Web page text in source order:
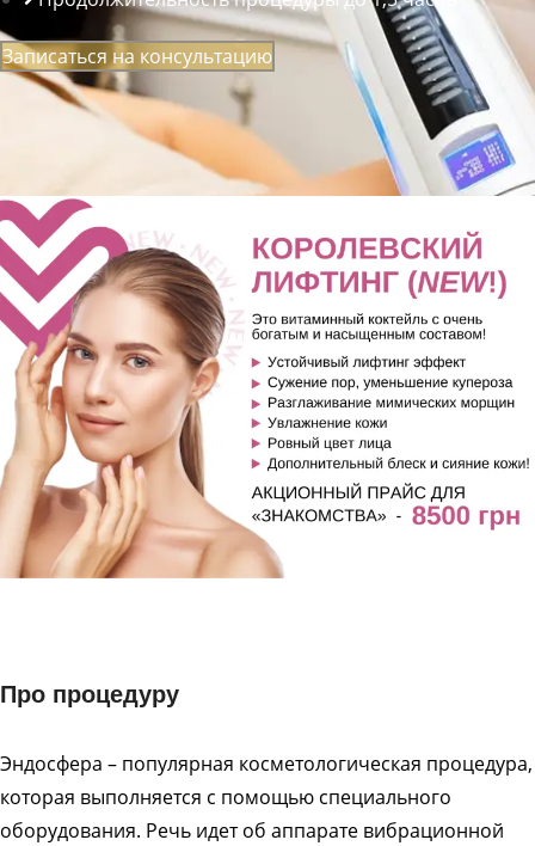
Записаться на консультацию
Про процедуру
Эндосфера – популярная косметологическая процедура,
которая выполняется с помощью специального
оборудования. Речь идет об аппарате вибрационной